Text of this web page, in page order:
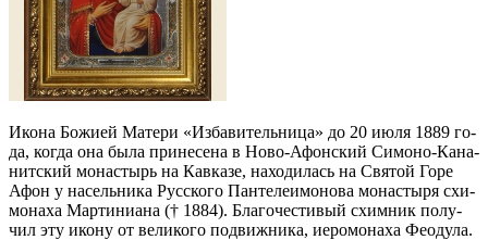
Ико­на Бо­жи­ей Ма­те­ри «Из­ба­ви­тель­ни­ца» до 20 июля 1889 го­
да, ко­гда она бы­ла при­не­се­на в Но­во-Афон­ский Си­мо­но-Ка­на­
нит­ский мо­на­стырь на Кав­ка­зе, на­хо­ди­лась на Свя­той Го­ре
Афон у на­сель­ни­ка Рус­ско­го Пан­те­ле­и­мо­но­ва мо­на­сты­ря схи­
мо­на­ха Мар­ти­ни­а­на († 1884). Бла­го­че­сти­вый схим­ник по­лу­
чил эту ико­ну от ве­ли­ко­го по­движ­ни­ка, иеро­мо­на­ха Фе­о­ду­ла.